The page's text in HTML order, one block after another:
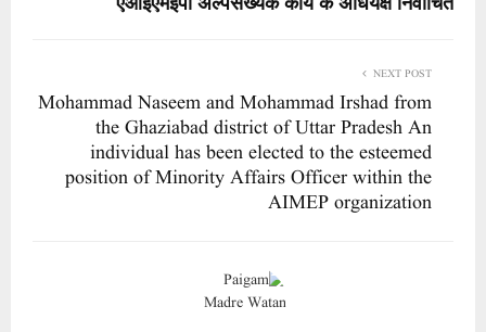
NEXT POST
Mohammad Naseem and Mohammad Irshad from
the Ghaziabad district of Uttar Pradesh An
individual has been elected to the esteemed
position of Minority Affairs Officer within the
AIMEP organization